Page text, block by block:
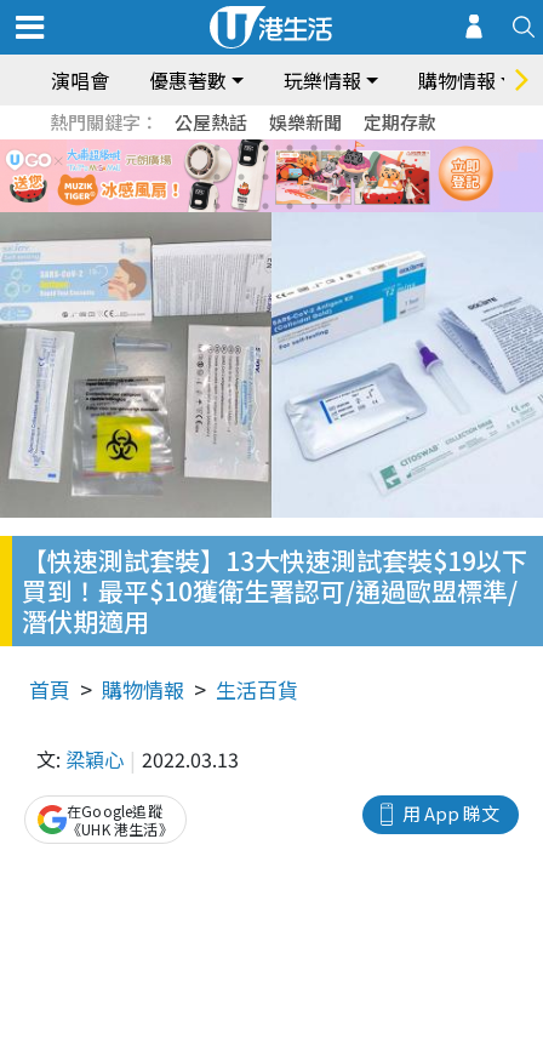
演唱會 優惠著數 玩樂情報 購物情報
熱門關鍵字： 公屋熱話 娛樂新聞 定期存款
【快速測試套裝】13大快速測試套裝$19以下
買到！最平$10獲衛生署認可/通過歐盟標準/
潛伏期適用
首頁 購物情報 生活百貨
文: 梁穎心 2022.03.13
用 App 睇文
在Google追蹤
《UHK 港生活》